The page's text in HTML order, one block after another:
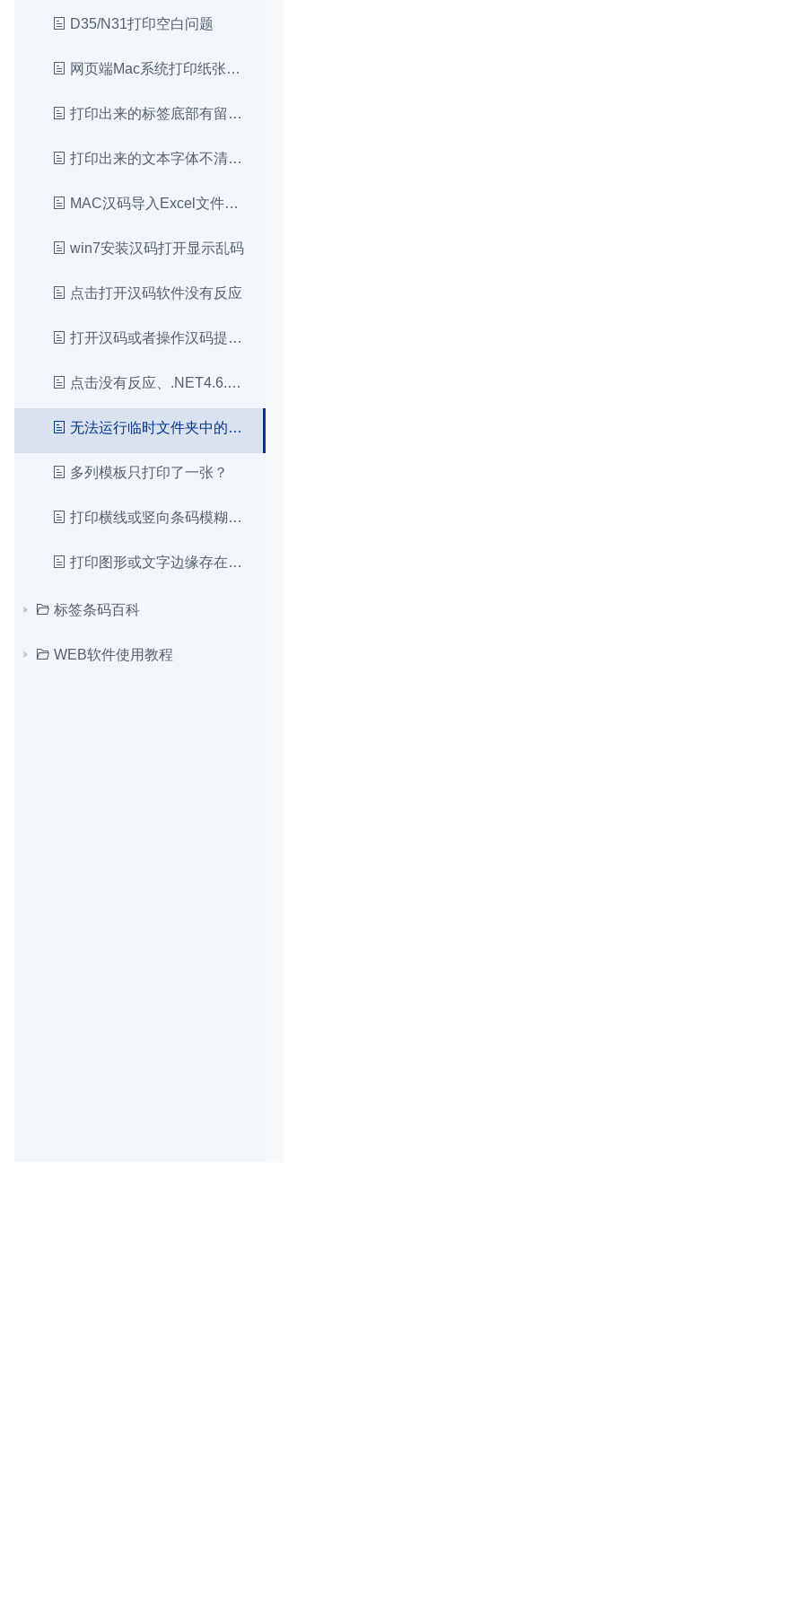
D35/N31打印空白问题
网页端Mac系统打印纸张尺寸和实际尺寸不一致
打印出来的标签底部有留白？
打印出来的文本字体不清晰？
MAC汉码导入Excel文件显示空白
win7安装汉码打开显示乱码
点击打开汉码软件没有反应
打开汉码或者操作汉码提示阻止改该文件
点击没有反应、.NET4.6.1环境安装失败
无法运行临时文件夹中的文件
多列模板只打印了一张？
打印横线或竖向条码模糊问题
打印图形或文字边缘存在粗细不一致、锯齿或模糊
标签条码百科
WEB软件使用教程